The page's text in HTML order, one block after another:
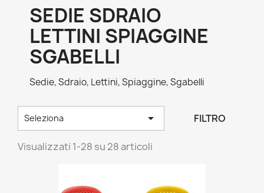
SEDIE SDRAIO
LETTINI SPIAGGINE
SGABELLI
Sedie, Sdraio, Lettini, Spiaggine, Sgabelli
Seleziona  FILTRO
Visualizzati 1-28 su 28 articoli